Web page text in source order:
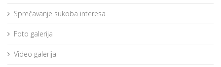
Sprečavanje sukoba interesa
Foto galerija
Video galerija